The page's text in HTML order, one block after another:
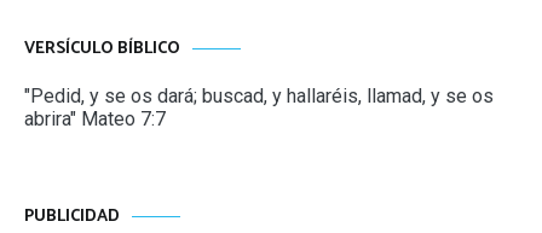
VERSÍCULO BÍBLICO
"Pedid, y se os dará; buscad, y hallaréis, llamad, y se os
abrira" Mateo 7:7
PUBLICIDAD